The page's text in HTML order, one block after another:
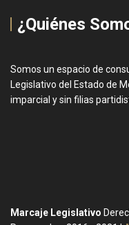
¿Quiénes
Somos un espacio de
Legislativo del Estado de
imparcial y sin filias
Marcaje Legislativo